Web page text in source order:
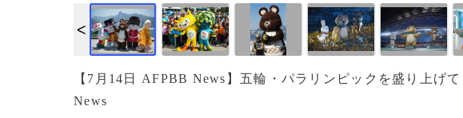
【7月14日 AFPBB News】五輪・パラリンピックを盛り上げ
News